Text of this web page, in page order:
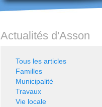
Actualités d'Asson
Tous les articles
Familles
Municipalité
Travaux
Vie locale